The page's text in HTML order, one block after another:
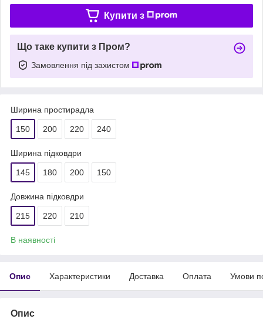
Купити з
Що таке купити з Пром?
Замовлення під захистом
Ширина простирадла
150 200 220 240
Ширина підковдри
145 180 200 150
Довжина підковдри
215 220 210
В наявності
Опис Характеристики Доставка Оплата Умови
Опис